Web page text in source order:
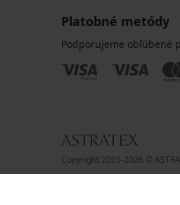
Platobné metódy
Podporujeme obľúbené
Copyright 2005-2026 ©